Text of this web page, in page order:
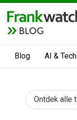
BLOG
Blog AI & Tech
Ontdek alle